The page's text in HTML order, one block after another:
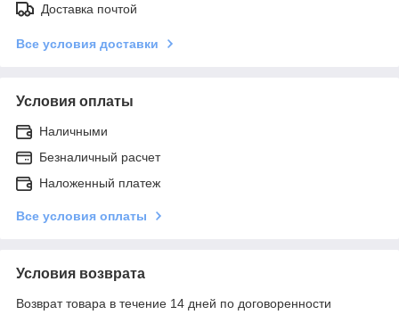
Доставка почтой
Все условия доставки
Условия оплаты
Наличными
Безналичный расчет
Наложенный платеж
Все условия оплаты
Условия возврата
Возврат товара в течение 14 дней по договоренности